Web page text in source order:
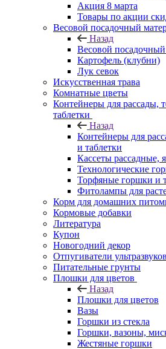
Акция 8 марта
Товары по акции
Весовой посадочный
Назад
Весовой
Картофель (клубни)
Лук севок
Искусственная трава
Комнатные цветы
Контейнеры для рассады,
таблетки
Назад
Контейнеры для
и таблетки
Кассеты рассадные,
Технологические
Торфяные горшки и
Фитолампы для
Корм для домашних
Кормовые добавки
Литература
Купон
Новогодний декор
Отпугиватели
Питательные грунты
Плошки для цветов
Назад
Плошки для цветов
Вазы
Горшки из стекла
Горшки, вазоны,
Жестяные горшки